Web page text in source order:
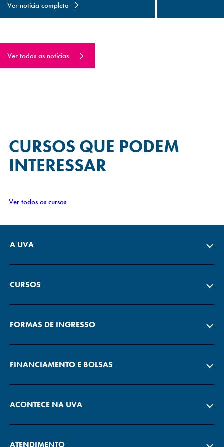
Ver notícia completa
Ver todas as notícias
CURSOS QUE PODEM
INTERESSAR
Ver todos os cursos
A UVA
CURSOS
FORMAS DE INGRESSO
FINANCIAMENTO E BOLSAS
ACONTECE NA UVA
ATENDIMENTO